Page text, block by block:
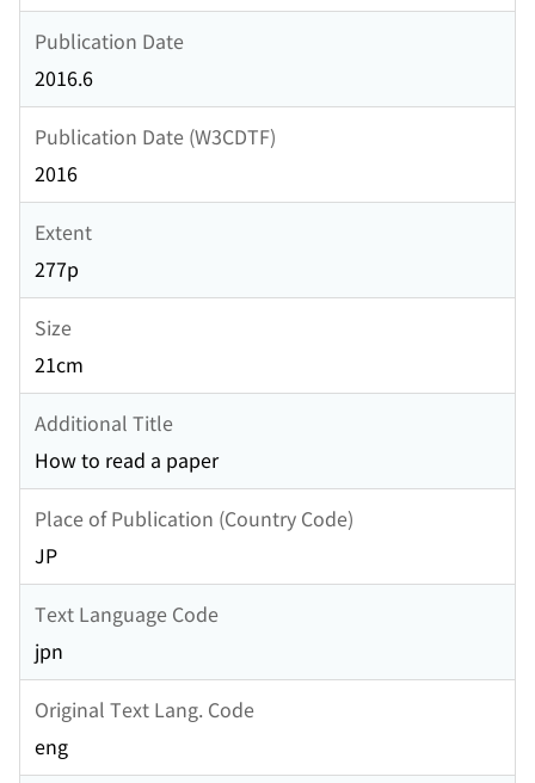
Publication Date
2016.6
Publication Date (W3CDTF)
2016
Extent
277p
Size
21cm
Additional Title
How to read a paper
Place of Publication (Country Code)
JP
Text Language Code
jpn
Original Text Lang. Code
eng